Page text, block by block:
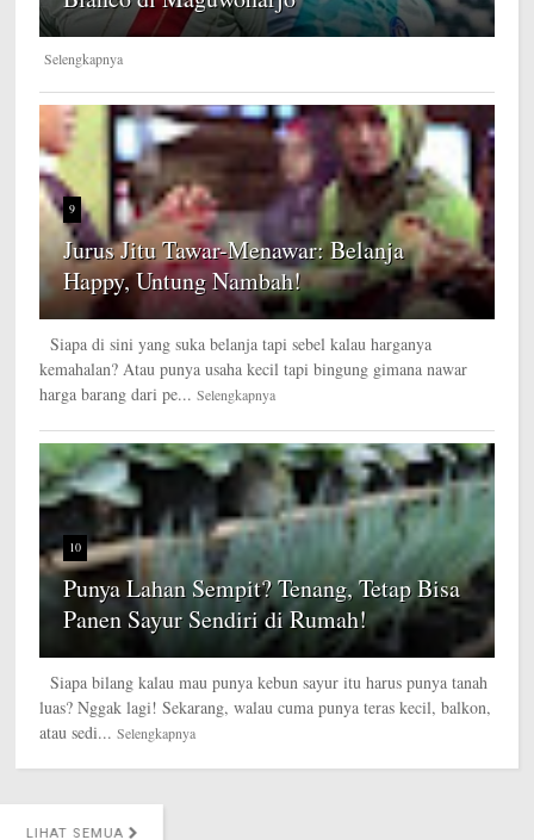
Selengkapnya
9
Jurus Jitu Tawar-Menawar: Belanja
Happy, Untung Nambah!
Siapa di sini yang suka belanja tapi sebel kalau harganya
kemahalan? Atau punya usaha kecil tapi bingung gimana nawar
harga barang dari pe... Selengkapnya
10
Punya Lahan Sempit? Tenang, Tetap Bisa
Panen Sayur Sendiri di Rumah!
Siapa bilang kalau mau punya kebun sayur itu harus punya tanah
luas? Nggak lagi! Sekarang, walau cuma punya teras kecil, balkon,
atau sedi... Selengkapnya